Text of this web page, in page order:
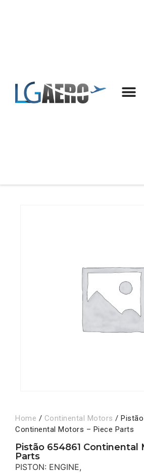
Home / Continental Motors / Pistão
Continental Motors – Piece Parts
Pistão 654861 Continental
Parts
PISTON: ENGINE,